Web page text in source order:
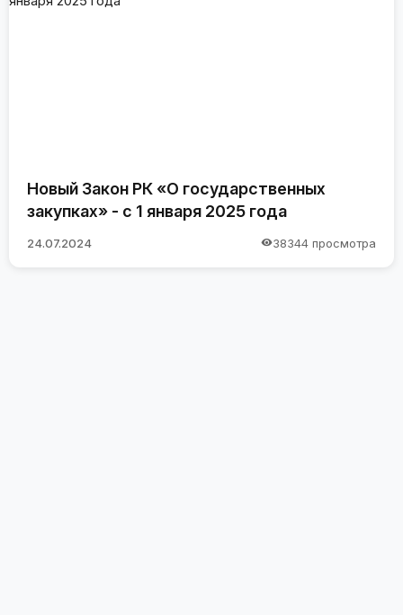
Новый Закон РК «О государственных
закупках» - с 1 января 2025 года
24.07.2024 38344 просмотра